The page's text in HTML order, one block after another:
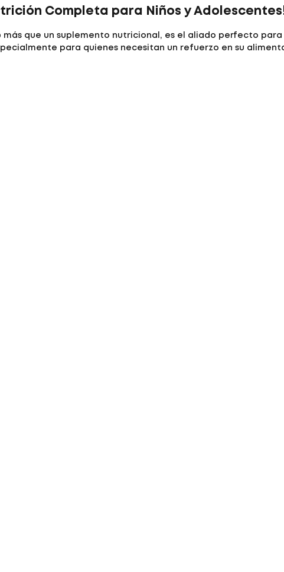
Completa para Niños y
más que un suplemento nutricional, es el aliado perfecto
para quienes necesitan un refuerzo en su